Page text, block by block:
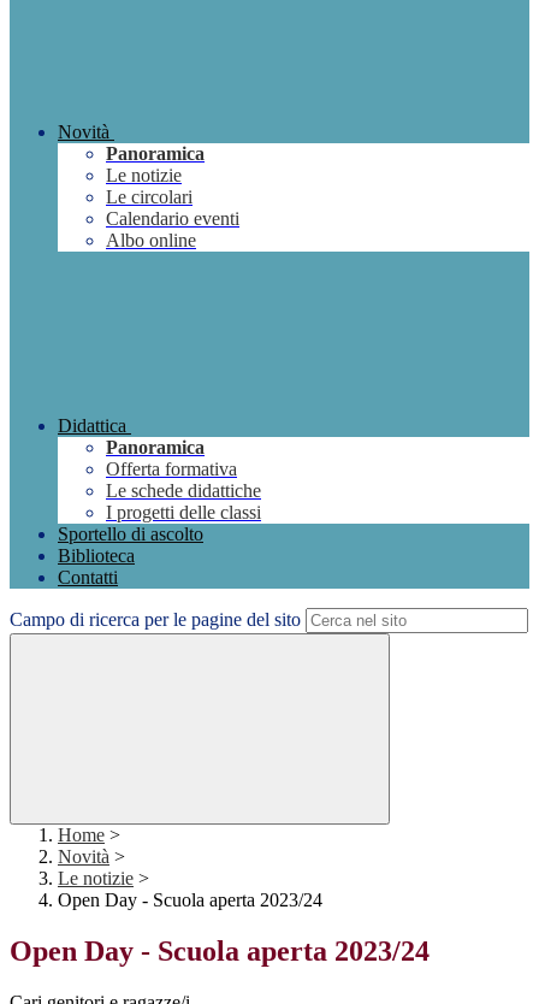
Novità
Panoramica
Le notizie
Le circolari
Calendario eventi
Albo online
Didattica
Panoramica
Offerta formativa
Le schede didattiche
I progetti delle classi
Sportello di ascolto
Biblioteca
Contatti
Campo di ricerca per le pagine del sito
Home >
Novità >
Le notizie >
Open Day - Scuola aperta 2023/24
Open Day - Scuola aperta 2023/24